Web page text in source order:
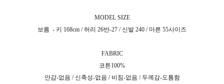
MODEL SIZE
보름 - 키 168cm / 허리 26반-27 / 신발 240 / 마른 55사이즈
FABRIC
코튼100%
안감-없음 / 신축성-없음 / 비침-없음 / 두께감-도톰함